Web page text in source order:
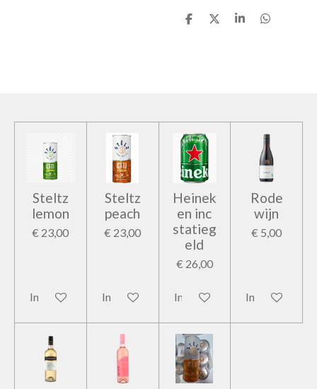
D
D
S
D
Steltz
lemon
€ 23,00
In winkelwagen
Steltz
peach
€ 23,00
In winkelwagen
Heinek
en inc
statieg
eld
€ 26,00
In winkelwagen
Rode
wijn
€ 5,00
In